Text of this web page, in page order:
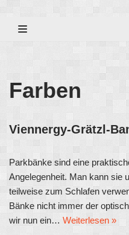
Zum
Farben
Viennergy-Grätzl-
Parkbänke sind eine
Angelegenheit. Man kann sie
teilweise zum Schlafen
Bänke nicht immer der
wir nun ein… Weiterlesen »